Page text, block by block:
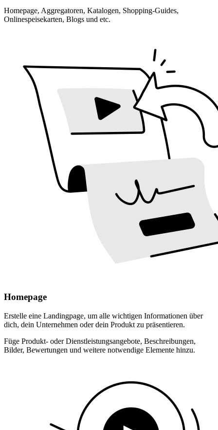
Homepage, Aggregatoren, Katalogen, Shopping-Guides,
Onlinespeisekarten, Blogs und etc.
Homepage
Erstelle eine Landingpage, um alle wichtigen Informationen über
dich, dein Unternehmen oder dein Produkt zu präsentieren.
Füge Produkt- oder Dienstleistungsangebote, Beschreibungen,
Bilder, Bewertungen und weitere notwendige Elemente hinzu.